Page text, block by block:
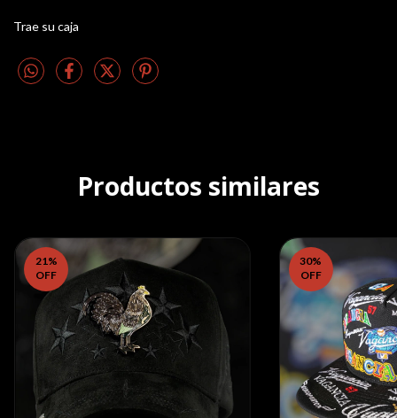
Trae su caja
Productos similares
21%
OFF
30%
OFF